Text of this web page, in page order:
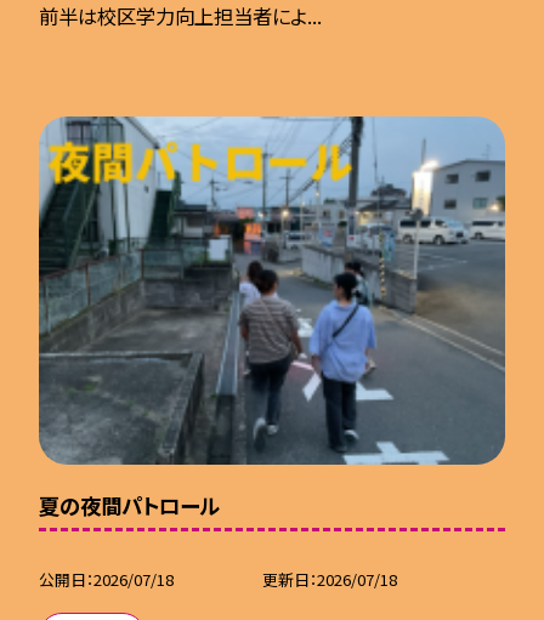
前半は校区学力向上担当者によ...
夏の夜間パトロール
公開日 2026/07/18 更新日 2026/07/18